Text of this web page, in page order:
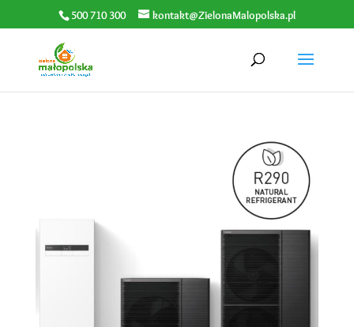
500 710 300 kontakt@ZielonaMalopolska.pl